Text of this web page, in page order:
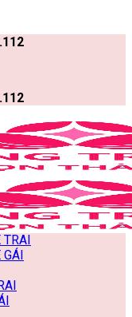
TRAI
GÁI